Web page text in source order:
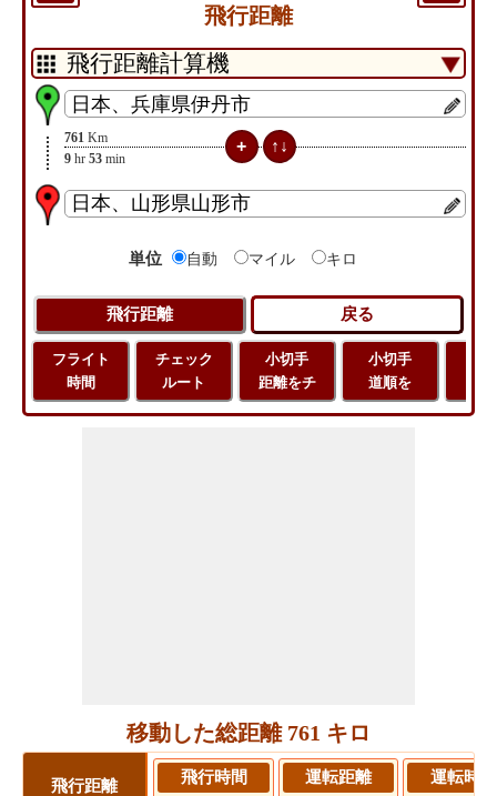
飛行距離
761 Km
9 hr 53 min
単位 自動 マイル キロ
フライト
時間
チェック
ルート
小切手
距離をチ
小切手
道順を
移動した総距離 761 キロ
飛行距離
飛行時間 運転距離 運転時間